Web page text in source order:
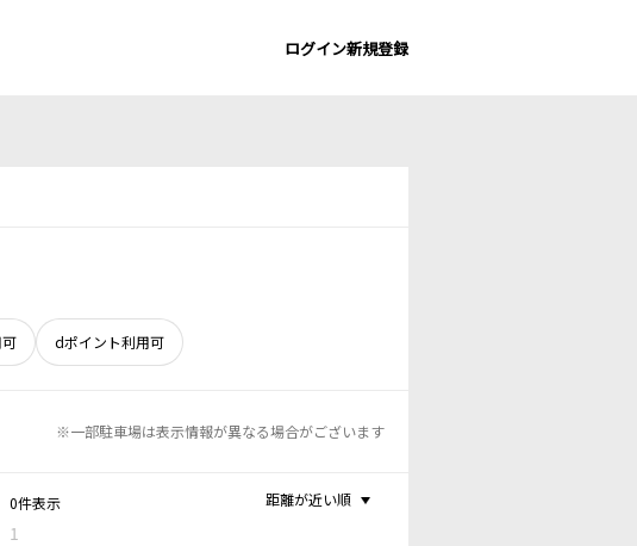
ログイン新規登録
dポイント利用可
※一部駐車場は表示情報が異なる場合がございます
0件表示
1
距離が近い順